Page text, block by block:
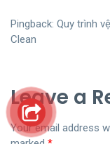
Pingback: Quy trình
Clean
Leave a
Your email address